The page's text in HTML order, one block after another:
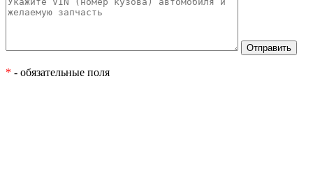
* - обязательные поля